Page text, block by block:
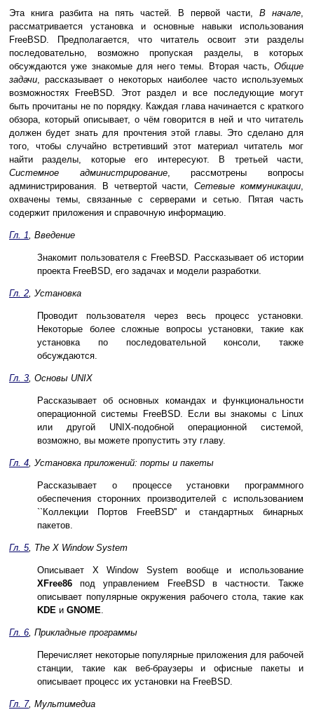
Эта книга разбита на пять частей. В первой части, В начале,
рассматривается установка и основные навыки использования
FreeBSD. Предполагается, что читатель освоит эти разделы
последовательно, возможно пропуская разделы, в которых
обсуждаются уже знакомые для него темы. Вторая часть, Общие
задачи, рассказывает о некоторых наиболее часто используемых
возможностях FreeBSD. Этот раздел и все последующие могут
быть прочитаны не по порядку. Каждая глава начинается с краткого
обзора, который описывает, о чём говорится в ней и что читатель
должен будет знать для прочтения этой главы. Это сделано для
того, чтобы случайно встретивший этот материал читатель мог
найти разделы, которые его интересуют. В третьей части,
Системное администрирование, рассмотрены вопросы
администрирования. В четвертой части,Сетевые коммуникации,
охвачены темы, связанные с серверами и сетью. Пятая часть
содержит приложения и справочную информацию.
Гл. 1, Введение
Знакомит пользователя с FreeBSD. Рассказывает об истории
проекта FreeBSD, его задачах и модели разработки.
Гл. 2, Установка
Проводит пользователя через весь процесс установки.
Некоторые более сложные вопросы установки, такие как
установка по последовательной консоли, также
обсуждаются.
Гл. 3, Основы UNIX
Рассказывает об основных командах и функциональности
операционной системы FreeBSD. Если вы знакомы с
Linux
или другой UNIX-подобной операционной системой,
возможно, вы можете пропустить эту главу.
Гл. 4, Установка приложений: порты и пакеты
Рассказывает о процессе установки программного
обеспечения сторонних производителей с использованием
``Коллекции Портов FreeBSD'' и стандартных бинарных
пакетов.
Гл. 5, The X Window System
Описывает X Window System вообще и использование
XFree86 под управлением FreeBSD в частности. Также
описывает популярные окружения рабочего стола, такие как
KDE и GNOME.
Гл. 6, Прикладные программы
Перечисляет некоторые популярные приложения для рабочей
станции, такие как веб-браузеры и офисные пакеты и
описывает процесс их установки на FreeBSD.
Гл. 7, Мультимедиа